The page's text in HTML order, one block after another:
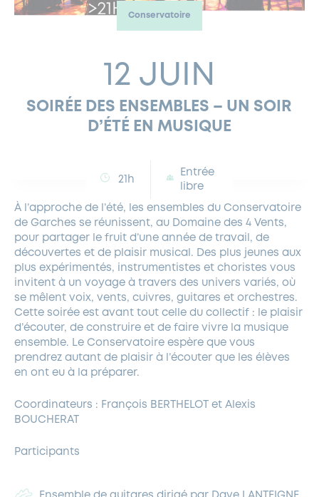
GÉRER MES DÉCHETS
EAU POTABLE ET ASSAINISSEMENT
LOCATION DE SALLES
INFORMATIONS PRATIQUES
MIEUX CONSOMMER
SUBVENTIONS
COMMUNICATIONS ADMINISTRATIVES
PANNEAUX D’AFFICHAGE LIBRE
PARTENAIRES INSTITUTIONNELS
GRÖBENZELL
ANCIENS COMBATTANTS ET MÉMOIRE
DÉVELOPPEMENT DURABLE
ÉCONOMIES D’ÉNERGIE
PARCS ET SQUARES DE LA VILLE
DEMANDE D’ABATTAGE
GESTION DU PATRIMOINE ARBORÉ
Conservatoire
12 JUIN
SOIRÉE DES ENSEMBLES – UN SOIR
D’ÉTÉ EN MUSIQUE
21h
Entrée
libre
À l’approche de l’été, les ensembles du Conservatoire
de Garches se réunissent, au Domaine des 4 Vents,
pour partager le fruit d’une année de travail, de
découvertes et de plaisir musical. Des plus jeunes aux
plus expérimentés, instrumentistes et choristes vous
invitent à un voyage à travers des univers variés, où
se mêlent voix, vents, cuivres, guitares et orchestres.
Cette soirée est avant tout celle du collectif : le plaisir
d’écouter, de construire et de faire vivre la musique
ensemble. Le Conservatoire espère que vous
prendrez autant de plaisir à l’écouter que les élèves
en ont eu à la préparer.
Coordinateurs : François BERTHELOT et Alexis
BOUCHERAT
Participants